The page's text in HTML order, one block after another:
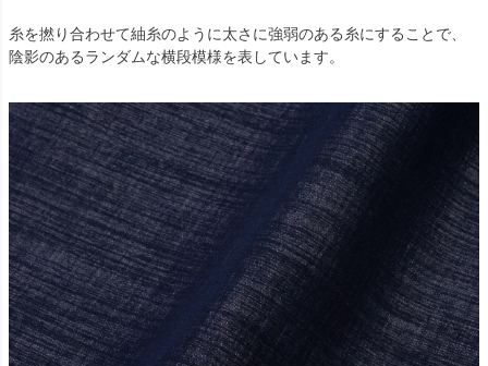
糸を撚り合わせて紬糸のように太さに強弱のある糸にすることで、
陰影のあるランダムな横段模様を表しています。